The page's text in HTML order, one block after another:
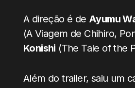
A direção é de Ayumu
(A Viagem de Chihiro,
Konishi (The Tale of the
Além do trailer, saiu um